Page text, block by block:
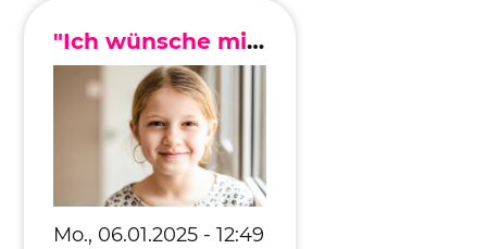
"Ich wünsche mir, dass keine Menschen mehr hungern müssen."
Mo., 06.01.2025 - 12:49